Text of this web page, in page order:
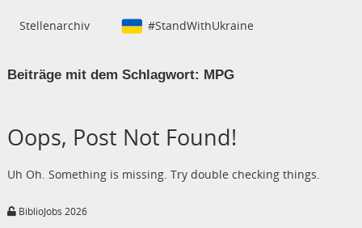
Stellenarchiv #StandWithUkraine
Beiträge mit dem Schlagwort: MPG
Oops, Post Not Found!
Uh Oh. Something is missing. Try double checking things.
BiblioJobs 2026